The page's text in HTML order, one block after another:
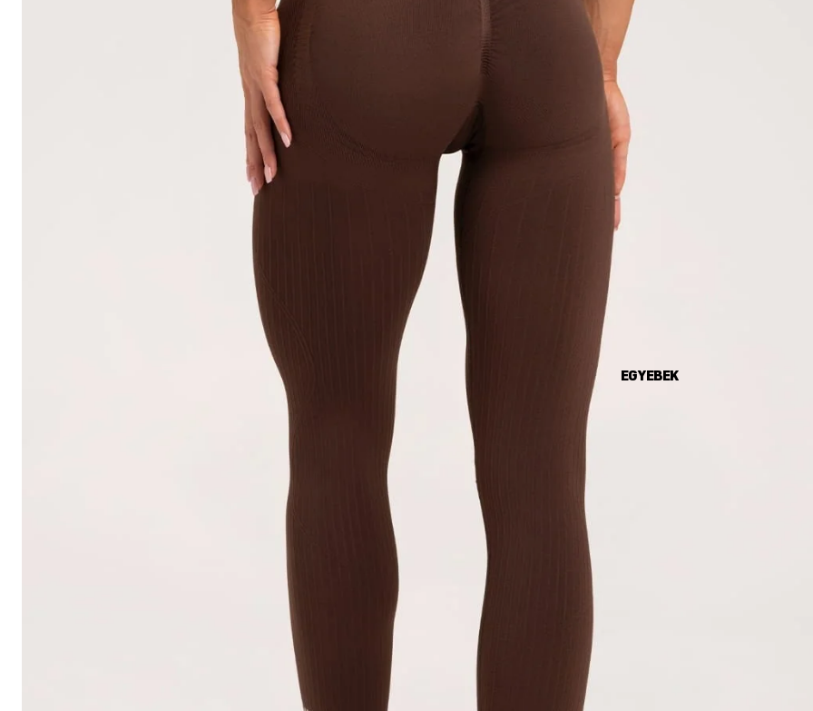
EGYEBEK